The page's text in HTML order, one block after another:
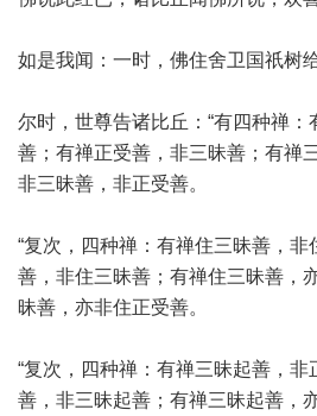
如是我闻：一时，佛住舍卫国祇树
尔时，世尊告诸比丘：“有四种禅：
善；有禅正受善，非三昧善；有禅
非三昧善，非正受善。
“复次，四种禅：有禅住三昧善，
善，非住三昧善；有禅住三昧善，
昧善，亦非住正受善。
“复次，四种禅：有禅三昧起善，
善，非三昧起善；有禅三昧起善，